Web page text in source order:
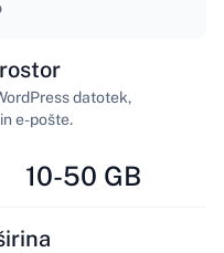
datotek,
e-pošte.
10-50 GB